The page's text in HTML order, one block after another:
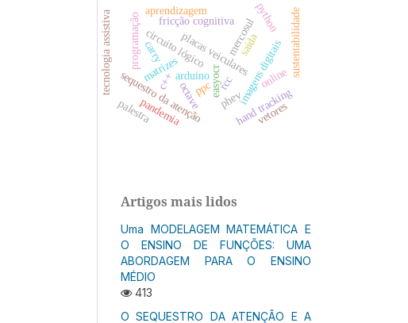
placas veiculares
easyocr
mercosul
sequestro da atenção
fricção cognitiva
matrizes
octave imagens digitais
saída
carry
phev
circuito lógico
arduino
hand tracking
programação python
c++
tecnologia assistiva ppc
pandemia
online
palestra vetores
rcc
sustentabilidade
aprendizagem
Artigos mais lidos
Uma MODELAGEM MATEMÁTICA E
O ENSINO DE FUNÇÕES: UMA
ABORDAGEM PARA O ENSINO
MÉDIO
413
O SEQUESTRO DA ATENÇÃO E A